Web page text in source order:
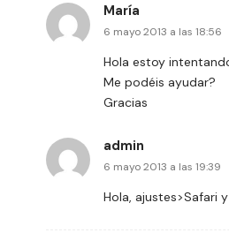
María
6 mayo 2013 a las 18:56
Hola estoy
Me podéis ayudar?
Gracias
admin
6 mayo 2013 a las 19:39
Hola, ajustes>Safari